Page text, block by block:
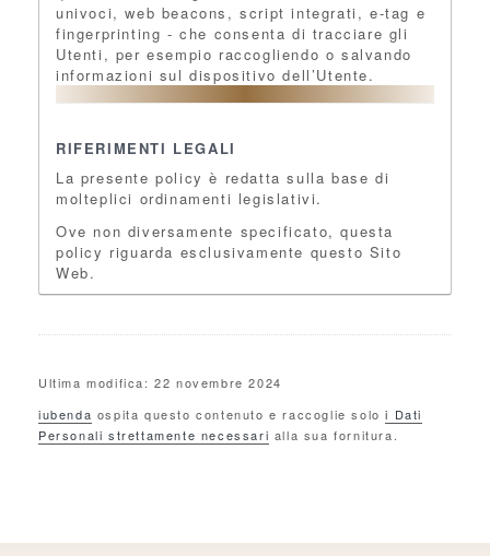
univoci, web beacons, script integrati, e-tag e
fingerprinting - che consenta di tracciare gli
Utenti, per esempio raccogliendo o salvando
informazioni sul dispositivo dell’Utente.
RIFERIMENTI LEGALI
La presente policy è redatta sulla base di
molteplici ordinamenti legislativi.
Ove non diversamente specificato, questa
policy riguarda esclusivamente questo Sito
Web.
Ultima modifica: 22 novembre 2024
iubenda ospita questo contenuto e raccoglie soloi Dati
Personali strettamente necessari alla sua fornitura.